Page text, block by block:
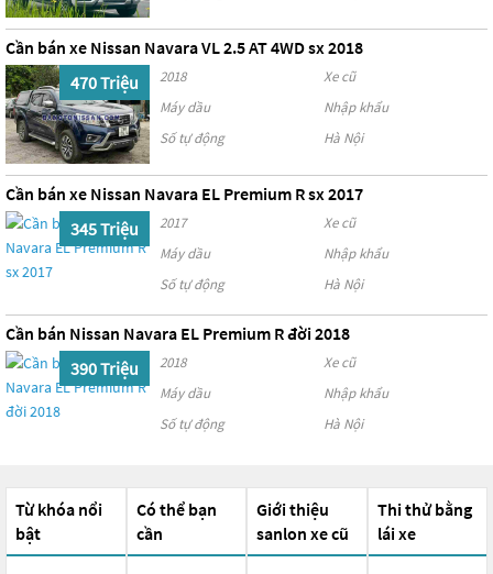
Cần bán xe Nissan Navara VL 2.5 AT 4WD sx 2018
470 Triệu
2018
Xe cũ
Máy dầu
Nhập khẩu
Số tự động
Hà Nội
Cần bán xe Nissan Navara EL Premium R sx 2017
345 Triệu
2017
Xe cũ
Máy dầu
Nhập khẩu
Số tự động
Hà Nội
Cần bán Nissan Navara EL Premium R đời 2018
390 Triệu
2018
Xe cũ
Máy dầu
Nhập khẩu
Số tự động
Hà Nội
Từ khóa nổi
bật
Có thể bạn
cần
Giới thiệu
sanlon xe cũ
Thi thử bằng
lái xe